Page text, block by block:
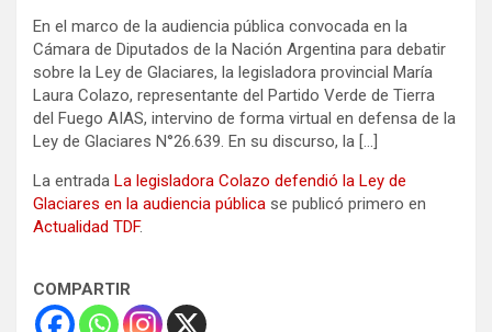
En el marco de la audiencia pública convocada en la
Cámara de Diputados de la Nación Argentina para debatir
sobre la Ley de Glaciares, la legisladora provincial María
Laura Colazo, representante del Partido Verde de Tierra
del Fuego AIAS, intervino de forma virtual en defensa de la
Ley de Glaciares N°26.639. En su discurso, la […]
La entrada La legisladora Colazo defendió la Ley de
Glaciares en la audiencia pública se publicó primero en
Actualidad TDF.
COMPARTIR